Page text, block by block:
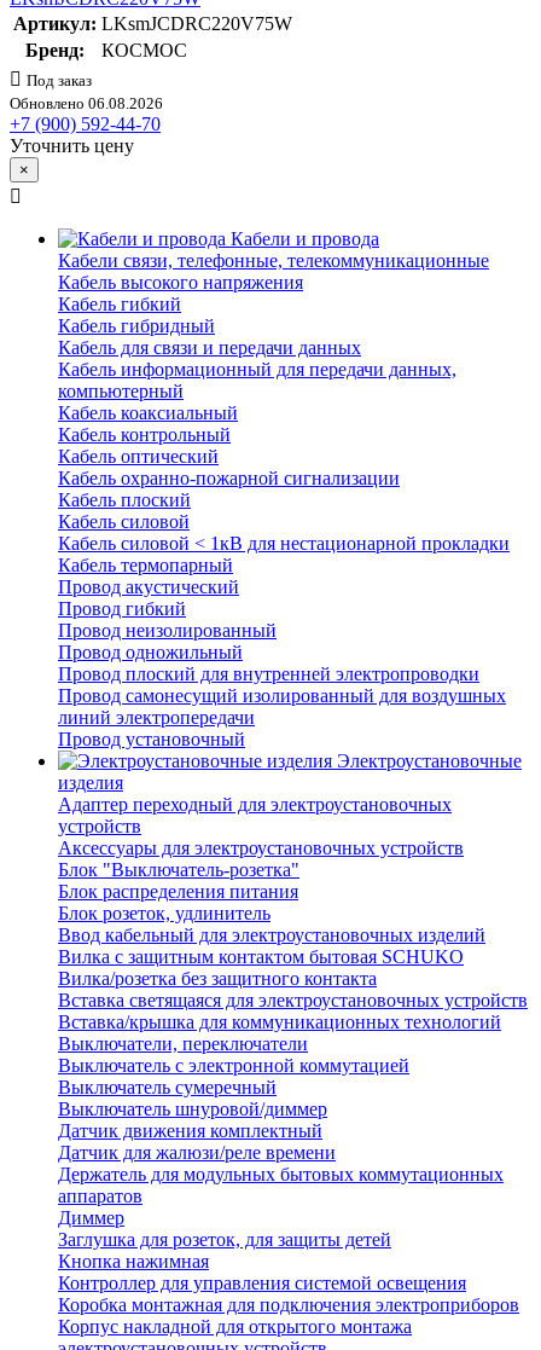
Артикул: LKsmJCDRC220V75W
Бренд:
КОСМОС
Под заказ
Обновлено 06.08.2026
+7 (900) 592-44-70
Уточнить цену
×
Кабели и провода
Кабели связи, телефонные, телекоммуникационные
Кабель высокого напряжения
Кабель гибкий
Кабель гибридный
Кабель для связи и передачи данных
Кабель информационный для передачи данных,
компьютерный
Кабель коаксиальный
Кабель контрольный
Кабель оптический
Кабель охранно-пожарной сигнализации
Кабель плоский
Кабель силовой
Кабель силовой < 1кВ для нестационарной прокладки
Кабель термопарный
Провод акустический
Провод гибкий
Провод неизолированный
Провод одножильный
Провод плоский для внутренней электропроводки
Провод самонесущий изолированный для воздушных
линий электропередачи
Провод установочный
Электроустановочные
изделия
Адаптер переходный для электроустановочных
устройств
Аксессуары для электроустановочных устройств
Блок "Выключатель-розетка"
Блок распределения питания
Блок розеток, удлинитель
Ввод кабельный для электроустановочных изделий
Вилка с защитным контактом бытовая SCHUKO
Вилка/розетка без защитного контакта
Вставка светящаяся для электроустановочных устройств
Вставка/крышка для коммуникационных технологий
Выключатели, переключатели
Выключатель с электронной коммутацией
Выключатель сумеречный
Выключатель шнуровой/диммер
Датчик движения комплектный
Датчик для жалюзи/реле времени
Держатель для модульных бытовых коммутационных
аппаратов
Диммер
Заглушка для розеток, для защиты детей
Кнопка нажимная
Контроллер для управления системой освещения
Коробка монтажная для подключения электроприборов
Корпус накладной для открытого монтажа